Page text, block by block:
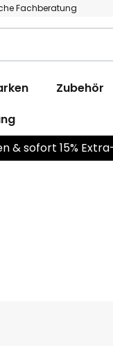
Fachberatung
Zubehör
& sofort 15%